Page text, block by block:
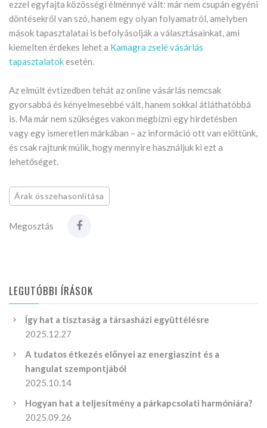
ezzel egyfajta közösségi élménnyé vált: már nem csupán egyéni
döntésekről van szó, hanem egy olyan folyamatról, amelyben
mások tapasztalatai is befolyásolják a választásainkat, ami
kiemelten érdekes lehet a Kamagra zselé vásárlás
tapasztalatokesetén.
Az elmúlt évtizedben tehát az online vásárlás nemcsak
gyorsabbá és kényelmesebbé vált, hanem sokkal átláthatóbbá
is. Ma már nem szükséges vakon megbízni egy hirdetésben
vagy egy ismeretlen márkában – az információ ott van előttünk,
és csak rajtunk múlik, hogy mennyire használjuk ki ezt a
lehetőséget.
Árak összehasonlítása
Megosztás
LEGUTÓBBI ÍRÁSOK
Így hat a tisztaság a társasházi együttélésre
2025.12.27
A tudatos étkezés előnyei az energiaszint és a
hangulat szempontjából
2025.10.14
Hogyan hat a teljesítmény a párkapcsolati harmóniára?
2025.09.26